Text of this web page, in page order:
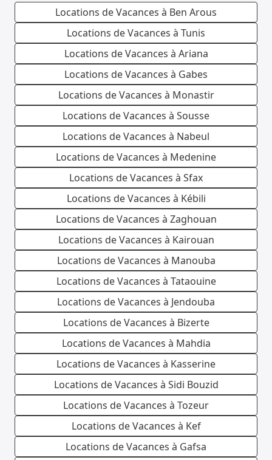
Locations de Vacances à Ben Arous
Locations de Vacances à Tunis
Locations de Vacances à Ariana
Locations de Vacances à Gabes
Locations de Vacances à Monastir
Locations de Vacances à Sousse
Locations de Vacances à Nabeul
Locations de Vacances à Medenine
Locations de Vacances à Sfax
Locations de Vacances à Kébili
Locations de Vacances à Zaghouan
Locations de Vacances à Kairouan
Locations de Vacances à Manouba
Locations de Vacances à Tataouine
Locations de Vacances à Jendouba
Locations de Vacances à Bizerte
Locations de Vacances à Mahdia
Locations de Vacances à Kasserine
Locations de Vacances à Sidi Bouzid
Locations de Vacances à Tozeur
Locations de Vacances à Kef
Locations de Vacances à Gafsa